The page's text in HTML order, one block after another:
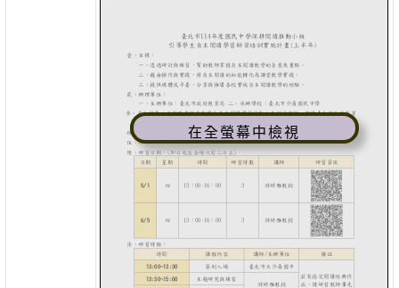
在全螢幕中檢視